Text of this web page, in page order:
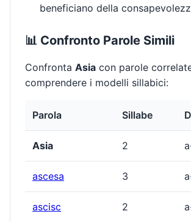
beneficiano della
📊 Confronto Parole Simili
Confronta Asia con parole
comprendere i modelli sillabici:
Parola Sillabe
Asia 2
ascesa 3
ascisc 2